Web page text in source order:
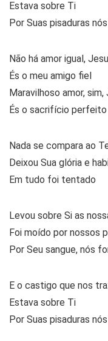
Estava sobre Ti
Por Suas pisaduras
Não há amor igual,
És o meu amigo fiel
Maravilhoso amor,
És o sacrifício perfeito
Nada se compara ao
Deixou Sua glória e
Em tudo foi tentado
Levou sobre Si as
Foi moído por nossos
Por Seu sangue, nós
E o castigo que nos
Estava sobre Ti
Por Suas pisaduras